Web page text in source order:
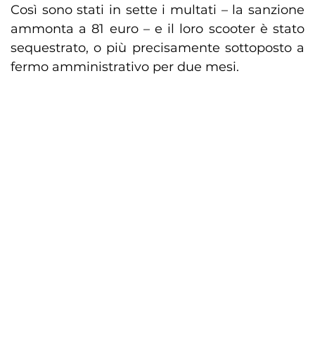
Così sono stati in sette i multati – la sanzione
ammonta a 81 euro – e il loro scooter è stato
sequestrato, o più precisamente sottoposto a
fermo amministrativo per due mesi.